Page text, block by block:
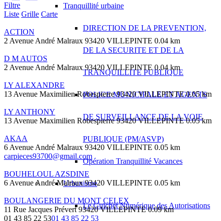
Tranquillité urbaine
DIRECTION DE LA PREVENTION,
DE LA SECURITE ET DE LA
TRANQUILLITE PUBLIQUE
POLICE MUNICIPALE ET AGENTS
DE SURVEILLANCE DE LA VOIE
PUBLIQUE (PM/ASVP)
Opération Tranquillité Vacances
Urbanisme
Le Guichet Numérique des Autorisations
Filtre
Liste Grille Carte
ACTION
2 Avenue André Malraux 93420 VILLEPINTE 0.04 km
D M AUTOS
2 Avenue André Malraux 93420 VILLEPINTE 0.04 km
LY ALEXANDRE
13 Avenue Maximilien Robespierre 93420 VILLEPINTE 0.05 km
LY ANTHONY
13 Avenue Maximilien Robespierre 93420 VILLEPINTE 0.05 km
AKAA
6 Avenue André Malraux 93420 VILLEPINTE 0.05 km
carpieces93700@gmail.com
BOUHELOUL AZSDINE
6 Avenue André Malraux 93420 VILLEPINTE 0.05 km
BOULANGERIE DU MONT CELEX
11 Rue Jacques Prévert 93420 VILLEPINTE 0.09 km
01 43 85 22 5301 43 85 22 53